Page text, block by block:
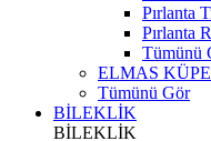
Pırlanta
Pırlanta
Tümünü
ELMAS
Tümünü Gör
BİLEKLİK
BİLEKLİK